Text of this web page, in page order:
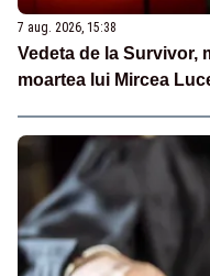
7 aug. 2026, 15:38
Vedeta de la Survivor,
moartea lui Mircea